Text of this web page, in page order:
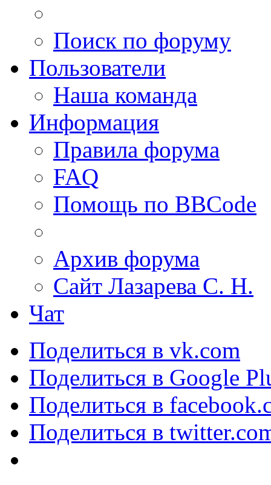
Поиск по форуму
Пользователи
Наша команда
Информация
Правила форума
FAQ
Помощь по BBCode
Архив форума
Сайт Лазарева С. Н.
Чат
Поделиться в vk.com
Поделиться в Google
Поделиться в
Поделиться в